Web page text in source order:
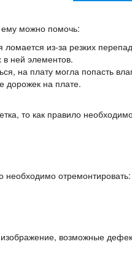
можно помочь:
из-за резких
ней элементов.
на плату могла попасть
дорожек на плате.
то как правило
необходимо отремонтировать:
изображение, возможные